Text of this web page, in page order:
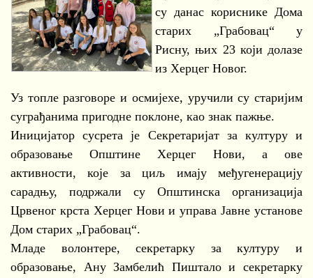
су данас кориснике Дома
старих „Грабовац“ у
Рисну, њих 23 који долазе
из Херцег Новог.
Уз топле разговоре и осмијехе, уручили су старијим
суграђанима пригодне поклоне, као знак пажње.
Иницијатор сусрета је Секретаријат за културу и
образовање Општине Херцег Нови, а ове
активности, које за циљ имају међугенерацију
сарадњу, подржали су Општинска организација
Црвеног крста Херцег Нови и управа Јавне установе
Дом старих „Грабовац“.
Младе волонтере, секретарку за културу и
образовање, Ану Замбелић Пиштало и секретарку